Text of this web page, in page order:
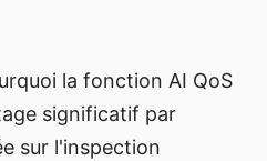
la fonction AI QoS
significatif par
sur l'inspection